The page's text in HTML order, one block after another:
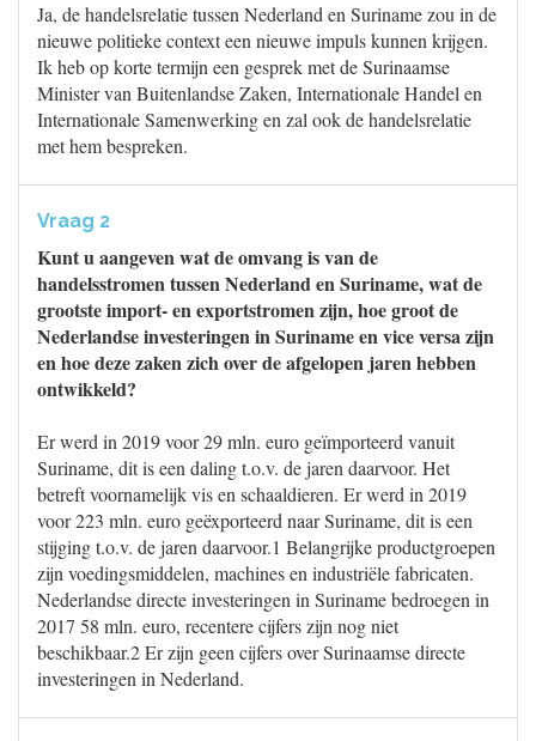
Ja, de handelsrelatie tussen Nederland en Suriname zou in de
nieuwe politieke context een nieuwe impuls kunnen krijgen.
Ik heb op korte termijn een gesprek met de Surinaamse
Minister van Buitenlandse Zaken, Internationale Handel en
Internationale Samenwerking en zal ook de handelsrelatie
met hem bespreken.
Vraag 2
Kunt u aangeven wat de omvang is van de
handelsstromen tussen Nederland en Suriname, wat de
grootste import- en exportstromen zijn, hoe groot de
Nederlandse investeringen in Suriname en vice versa zijn
en hoe deze zaken zich over de afgelopen jaren hebben
ontwikkeld?
Er werd in 2019 voor 29 mln. euro geïmporteerd vanuit
Suriname, dit is een daling t.o.v. de jaren daarvoor. Het
betreft voornamelijk vis en schaaldieren. Er werd in 2019
voor 223 mln. euro geëxporteerd naar Suriname, dit is een
stijging t.o.v. de jaren daarvoor.1 Belangrijke productgroepen
zijn voedingsmiddelen, machines en industriële fabricaten.
Nederlandse directe investeringen in Suriname bedroegen in
2017 58 mln. euro, recentere cijfers zijn nog niet
beschikbaar.2 Er zijn geen cijfers over Surinaamse directe
investeringen in Nederland.